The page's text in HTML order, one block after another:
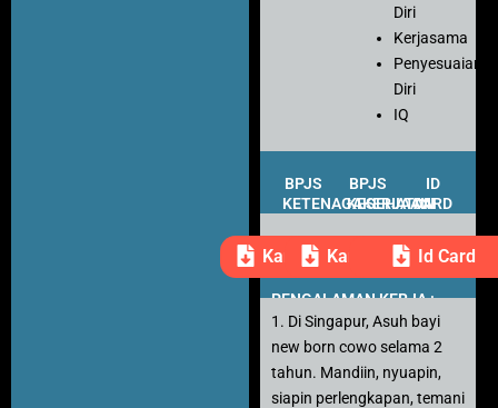
Diri
Kerjasama
Penyesuaian
Diri
IQ
BPJS
KETENAGAKERJAAN
BPJS
KESEHATAN
ID
CARD
Kartu PesertaKartu PesertaId Card
PENGALAMAN KERJA :
1. Di Singapur, Asuh bayi
new born cowo selama 2
tahun. Mandiin, nyuapin,
siapin perlengkapan, temani